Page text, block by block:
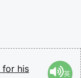
for his
英